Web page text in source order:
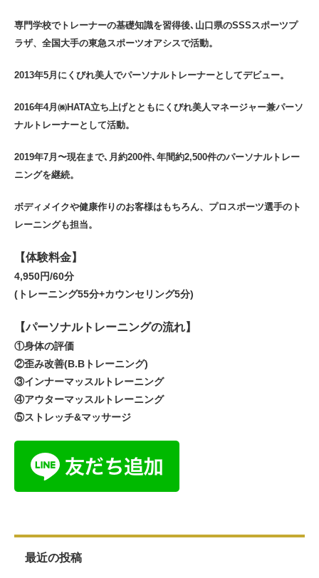
専門学校でトレーナーの基礎知識を習得後､山口県のSSSスポーツプ
ラザ、全国大手の東急スポーツオアシスで活動。
2013年5月にくびれ美人でパーソナルトレーナーとしてデビュー。
2016年4月㈱HATA立ち上げとともにくびれ美人マネージャー兼パーソ
ナルトレーナーとして活動。
2019年7月〜現在まで､月約200件､年間約2,500件のパーソナルトレー
ニングを継続。
ボディメイクや健康作りのお客様はもちろん、プロスポーツ選手のト
レーニングも担当。
【体験料金】
4,950円/60分
(トレーニング55分+カウンセリング5分)
【パーソナルトレーニングの流れ】
①身体の評価
②歪み改善(B.Bトレーニング)
③インナーマッスルトレーニング
④アウターマッスルトレーニング
⑤ストレッチ&マッサージ
最近の投稿